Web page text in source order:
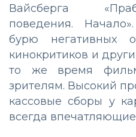
Вайсберга
поведения.
бурю негативных
кинокритиков и
то же время
зрителям. Высокий
кассовые сборы у
всегда